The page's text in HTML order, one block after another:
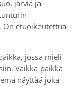
järviä ja
On etuoikeutettua
jossa mieli
Vaikka paikka
näyttää joka